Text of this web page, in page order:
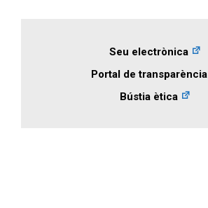
Seu electrònica
Portal de transparència
Bústia ètica